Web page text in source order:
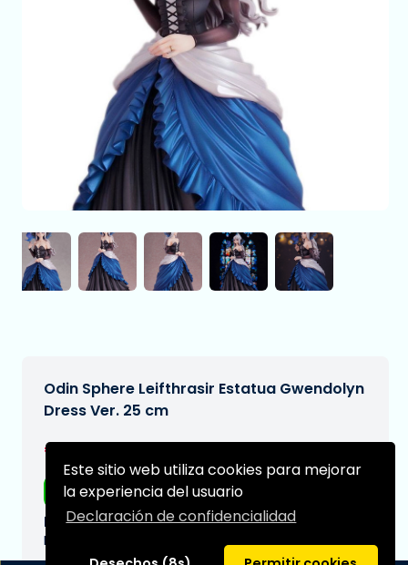
Este sitio web utiliza cookies para mejorar
la experiencia del usuario
Declaración de confidencialidad
Odin Sphere Leifthrasir Estatua Gwendolyn
Dress Ver. 25 cm
€189,99
Envío gratis
Fecha de entrega prevista:
N/A